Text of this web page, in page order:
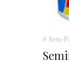
# Sem-